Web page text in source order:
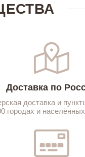
Доставка по
доставка и
городах и